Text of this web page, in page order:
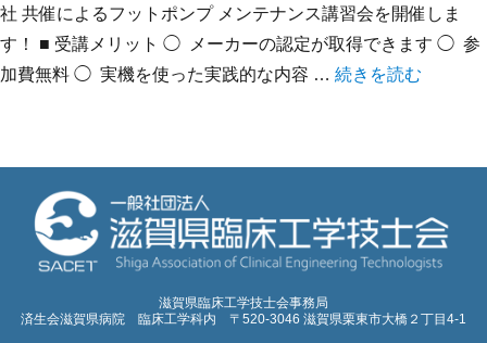
社 共催によるフットポンプ メンテナンス講習会を開催しま
す！ ■ 受講メリット ◯ メーカーの認定が取得できます ◯ 参
加費無料 ◯ 実機を使った実践的な内容 … “フットポンプ メ
続きを読む
滋賀県臨床工学技士会事務局
済生会滋賀県病院 臨床工学科内 〒520-3046 滋賀県栗東市大橋２丁目4-1